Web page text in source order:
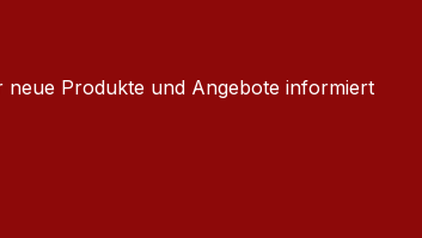
neue Produkte und Angebote informiert